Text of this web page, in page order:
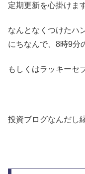
定期更新を心掛けま
なんとなくつけたハ
にちなんで、8時9分
もしくはラッキーセ
投資ブログなんだし